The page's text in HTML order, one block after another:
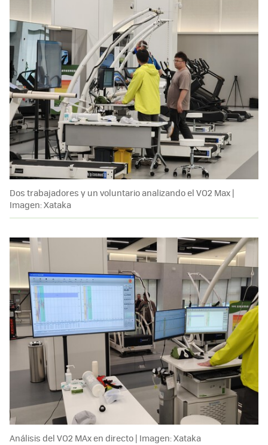
Dos trabajadores y un voluntario analizando el VO2 Max |
Imagen: Xataka
Análisis del VO2 MAx en directo | Imagen: Xataka